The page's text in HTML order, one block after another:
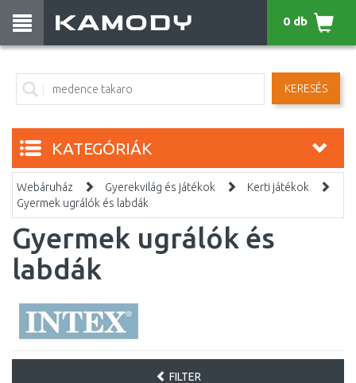
KERESÉS
0 db
KATEGÓRIÁK
Webáruház Gyerekvilág és játékok
Kerti játékok
Gyermek ugrálók és labdák
Gyermek ugrálók és
labdák
FILTER